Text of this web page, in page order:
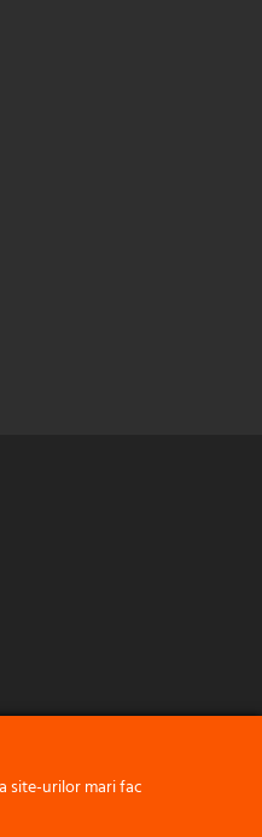
site-urilor mari fac